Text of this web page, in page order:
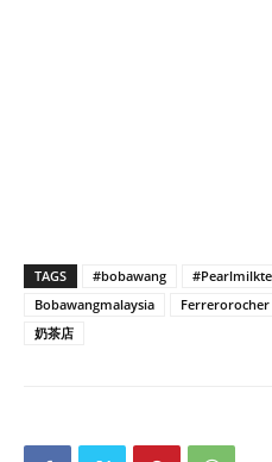
TAGS #bobawang
Bobawangmalaysia
Ferrerorocher
奶茶店